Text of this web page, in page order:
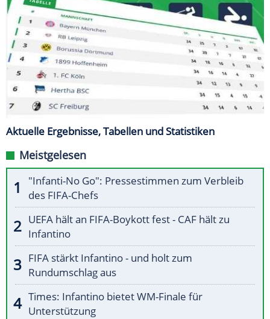
Aktuelle Ergebnisse, Tabellen und Statistiken
Meistgelesen
"Infanti-No Go": Pressestimmen zum Verbleib
des FIFA-Chefs
UEFA hält an FIFA-Boykott fest - CAF hält zu
Infantino
FIFA stärkt Infantino - und holt zum
Rundumschlag aus
Times: Infantino bietet WM-Finale für
Unterstützung